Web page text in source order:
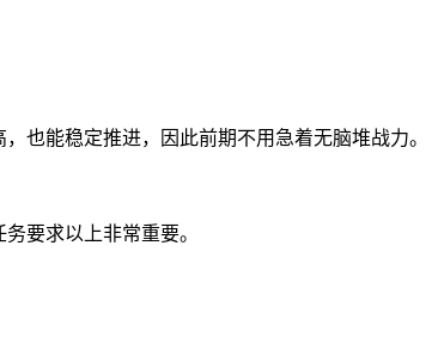
也能稳定推进，因此前期不用急着无脑堆战力。
要求以上非常重要。